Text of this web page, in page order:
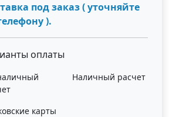
под заказ ( уточняйте
).
оплаты
Наличный расчет
карты